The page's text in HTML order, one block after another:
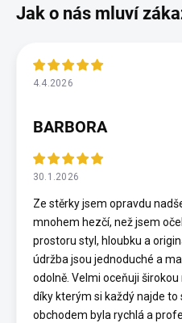
4.4.2026
BARBORA
30.1.2026
Ze stěrky jsem opravdu
mnohem hezčí, než jsem
prostoru styl, hloubku a
údržba jsou jednoduché a
odolně. Velmi oceňuji
díky kterým si každý najde to
obchodem byla rychlá a